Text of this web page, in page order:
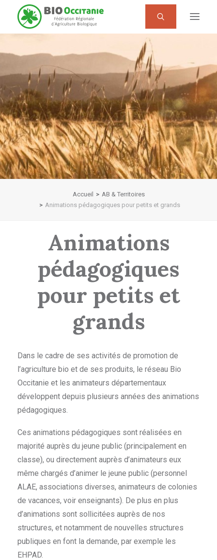
Notre réseau
L’AB en Occitanie
Filières et techniques bio
Produire bio
Manger bio
AB & Territoires
Actualités
MAGAZINE
Accueil
AB & Territoires
Animations pédagogiques pour petits et grands
Animations
pédagogiques
pour petits et
grands
Dans le cadre de ses activités de promotion de
l’agriculture bio et de ses produits, le réseau Bio
Occitanie et les animateurs départementaux
développent depuis plusieurs années des animations
pédagogiques.
Ces animations pédagogiques sont réalisées en
majorité auprès du jeune public (principalement en
classe), ou directement auprès d’animateurs eux
même chargés d’animer le jeune public (personnel
ALAE, associations diverses, animateurs de colonies
de vacances, voir enseignants). De plus en plus
d’animations sont sollicitées auprès de nos
structures, et notamment de nouvelles structures
publiques en font la demande, par exemple les
EHPAD.